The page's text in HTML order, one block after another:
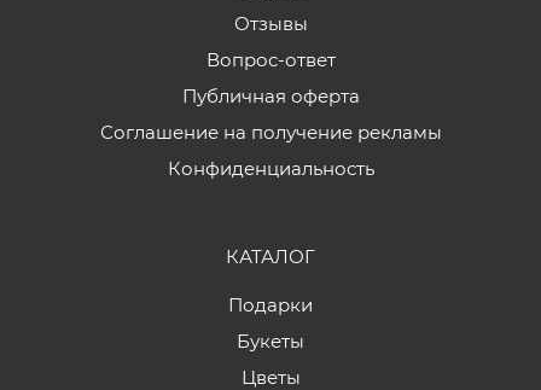
Отзывы
Вопрос-ответ
Публичная оферта
Соглашение на получение рекламы
Конфиденциальность
КАТАЛОГ
Подарки
Букеты
Цветы